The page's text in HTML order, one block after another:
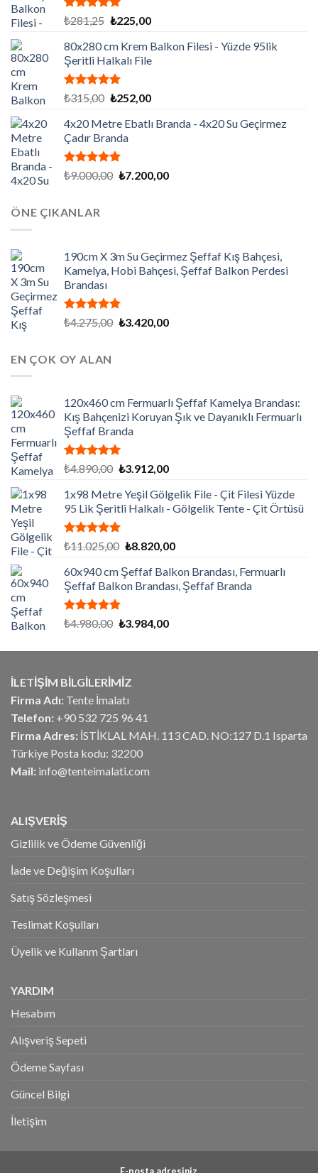
5 üzerinden
oy
aldı
₺281,25 Orijinal
₺281,25.
₺225,00Şu
fiyat:
₺225,00.
80x280 cm Krem Balkon Filesi - Yüzde 95lik
Şeritli Halkalı File
5 üzerinden
oy
aldı
₺315,00 Orijinal
₺315,00.
₺252,00Şu
fiyat:
4x20 Metre Ebatlı Branda - 4x20 Su Geçirmez
Çadır Branda
5 üzerinden
oy
₺9.000,00 Orijinal
₺7.200,00Şu
ÖNE ÇIKANLAR
190cm X 3m Su Geçirmez Şeffaf Kış Bahçesi,
Kamelya, Hobi Bahçesi, Şeffaf Balkon Perdesi
Brandası
5 üzerinden
oy
₺4.275,00 Orijinal
₺3.420,00Şu
EN ÇOK OY ALAN
120x460 cm Fermuarlı Şeffaf Kamelya Brandası:
Kış Bahçenizi Koruyan Şık ve Dayanıklı Fermuarlı
Şeffaf Branda
5 üzerinden
oy
aldı
₺4.890,00 Orijinal
₺4.890,00.
₺3.912,00Şu
fiyat:
₺3.912,00.
1x98 Metre Yeşil Gölgelik File - Çit Filesi Yüzde
95 Lik Şeritli Halkalı - Gölgelik Tente - Çit Örtüsü
5 üzerinden
aldı
₺11.025,00 Orijinal
₺11.025,00.
₺8.820,00Şu
fiyat:
₺8.820,00.
60x940 cm Şeffaf Balkon Brandası, Fermuarlı
Şeffaf Balkon Brandası, Şeffaf Branda
5 üzerinden
oy
₺4.980,00 Orijinal
₺4.980,00.
₺3.984,00Şu
fiyat:
İLETİŞİM BİLGİLERİMİZ
Firma Adı: Tente İmalatı
Telefon: +90 532 725 96 41
Firma Adres: İSTİKLAL MAH. 113 CAD. NO:127 D.1 Isparta
Türkiye Posta kodu: 32200
Mail: info@tenteimalati.com
ALIŞVERİŞ
Gizlilik ve Ödeme Güvenliği
İade ve Değişim Koşulları
Satış Sözleşmesi
Teslimat Koşulları
Üyelik ve Kullanm Şartları
YARDIM
Hesabım
Alışveriş Sepeti
Ödeme Sayfası
Güncel Bilgi
İletişim
E-posta adresiniz